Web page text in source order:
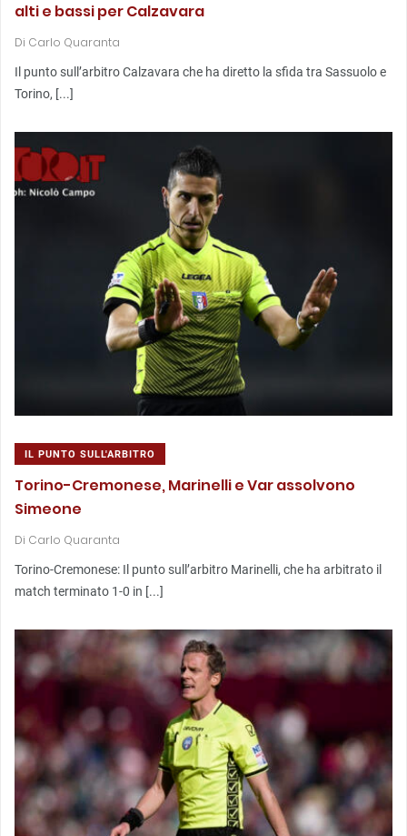
alti e bassi per Calzavara
Di Carlo Quaranta
Il punto sull’arbitro Calzavara che ha diretto la sfida tra Sassuolo e
Torino, [...]
IL PUNTO SULL'ARBITRO
Torino-Cremonese, Marinelli e Var assolvono
Simeone
Di Carlo Quaranta
Torino-Cremonese: Il punto sull’arbitro Marinelli, che ha arbitrato il
match terminato 1-0 in [...]